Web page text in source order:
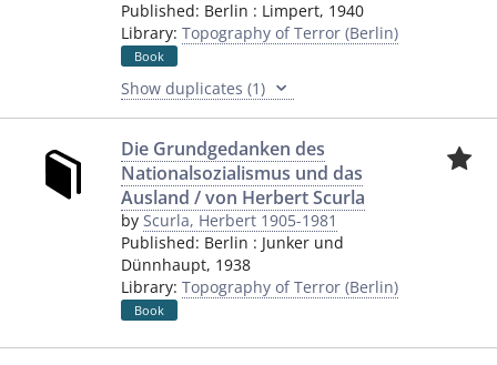
Published: Berlin : Limpert, 1940
Library: Topography of Terror (Berlin)
Book
Show duplicates (1)
Die Grundgedanken des
Nationalsozialismus und das
Ausland / von Herbert Scurla
by Scurla, Herbert 1905-1981
Published: Berlin : Junker und
Dünnhaupt, 1938
Library: Topography of Terror (Berlin)
Book